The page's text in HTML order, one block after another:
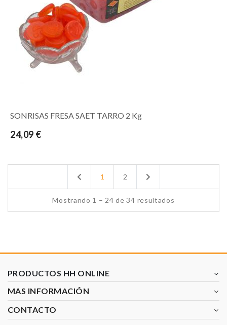
SONRISAS FRESA SAET TARRO 2 Kg
24,09 €
Previous
1 2 Next
Mostrando 1 – 24 de 34 resultados
PRODUCTOS HH ONLINE
MAS INFORMACIÓN
CONTACTO